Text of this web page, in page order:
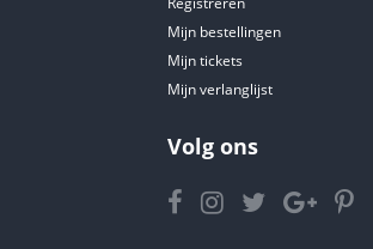
Mijn bestellingen
Mijn tickets
Mijn verlanglijst
Volg ons